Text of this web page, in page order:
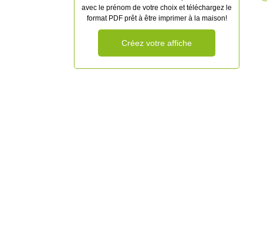
avec le prénom de votre choix et téléchargez le
format PDF prêt à être imprimer à la maison!
Créez votre affiche